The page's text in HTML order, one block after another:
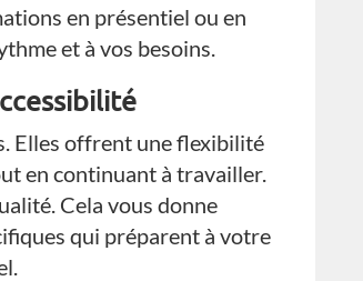
en présentiel ou en
et à vos besoins.
Elles offrent une flexibilité
en continuant à travailler.
Cela vous donne
qui préparent à votre